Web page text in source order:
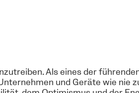
Als eines der
und Geräte wie nie